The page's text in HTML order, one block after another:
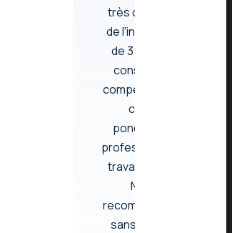
très contents
de l'installation
de 3 "airco" :
conseil, prix
compétitif, délai
court,
ponctualité,
professionnalisme,
travail soigné.
Nous
recommandons
sans hésiter.